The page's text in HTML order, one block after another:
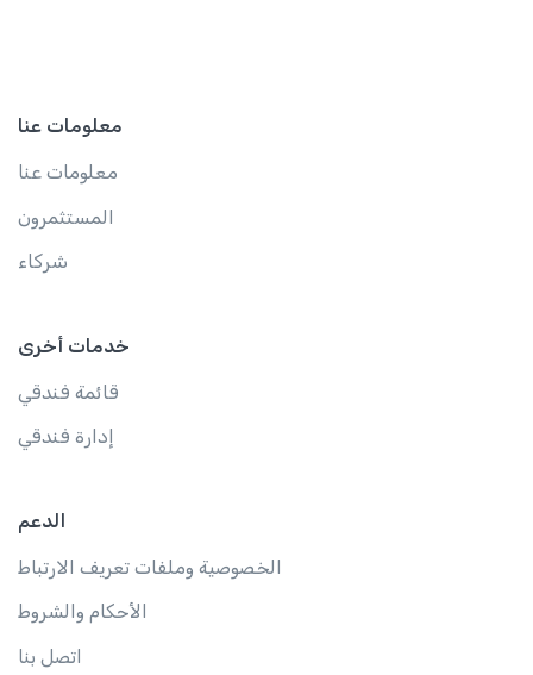
معلومات عنا
معلومات عنا
المستثمرون
شركاء
خدمات أخرى
قائمة فندقي
إدارة فندقي
الدعم
الخصوصية وملفات تعريف الارتباط
الأحكام والشروط
اتصل بنا